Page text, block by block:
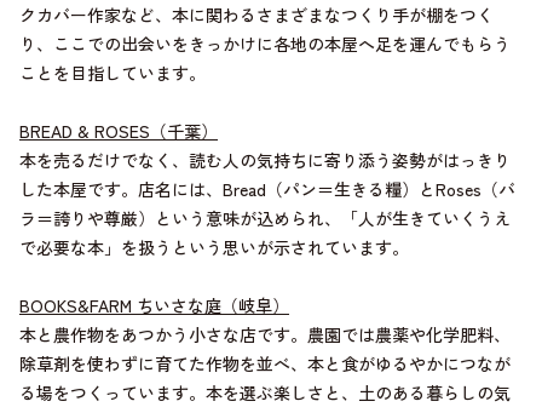
クカバー作家など、本に関わるさまざまなつくり手が棚をつく
り、ここでの出会いをきっかけに各地の本屋へ足を運んでもらう
ことを目指しています。
BREAD & ROSES（千葉）
本を売るだけでなく、読む人の気持ちに寄り添う姿勢がはっきり
した本屋です。店名には、Bread（パン＝生きる糧）とRoses（バ
ラ＝誇りや尊厳）という意味が込められ、「人が生きていくうえ
で必要な本」を扱うという思いが示されています。
BOOKS&FARM ちいさな庭（岐阜）
本と農作物をあつかう小さな店です。農園では農薬や化学肥料、
除草剤を使わずに育てた作物を並べ、本と食がゆるやかにつなが
る場をつくっています。本を選ぶ楽しさと、土のある暮らしの気